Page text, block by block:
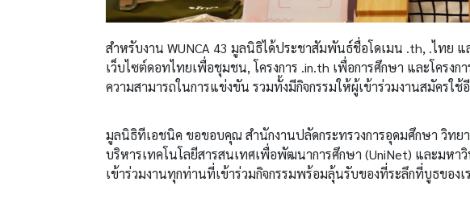
สำหรับงาน WUNCA 43 มูลนิธิได้ประชาสัมพันธ์ชื่อโดเมน .th, .ไทย แ
เว็บไซต์ดอทไทยเพื่อชุมชน, โครงการ .in.th เพื่อการศึกษา และโครง
ความสามารถในการแข่งขัน รวมทั้งมีกิจกรรมให้ผู้เข้าร่วมงานสมัครใ
มูลนิธิทีเอชนิค ขอขอบคุณ สำนักงานปลัดกระทรวงการอุดมศึกษา วิทย
บริหารเทคโนโลยีสารสนเทศเพื่อพัฒนาการศึกษา (UniNet) และม
เข้าร่วมงานทุกท่านที่เข้าร่วมกิจกรรมพร้อมลุ้นรับของที่ระลึกที่บูธของเ